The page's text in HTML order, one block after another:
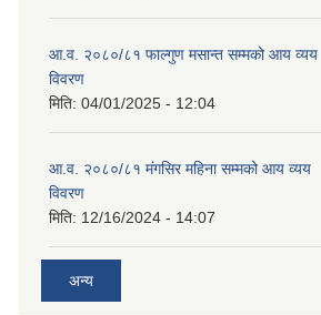
आ.व. २०८०/८१ फाल्गुण मसान्त सम्मको आय व्यय
विवरण
मिति: 04/01/2025 - 12:04
आ.व. २०८०/८१ मंगसिर महिना सम्मको आय व्यय
विवरण
मिति: 12/16/2024 - 14:07
अन्य